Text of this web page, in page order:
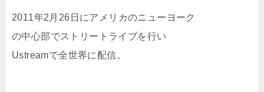
2011年2月26日にアメリカのニューヨーク
の中心部でストリートライブを行い
Ustreamで全世界に配信。